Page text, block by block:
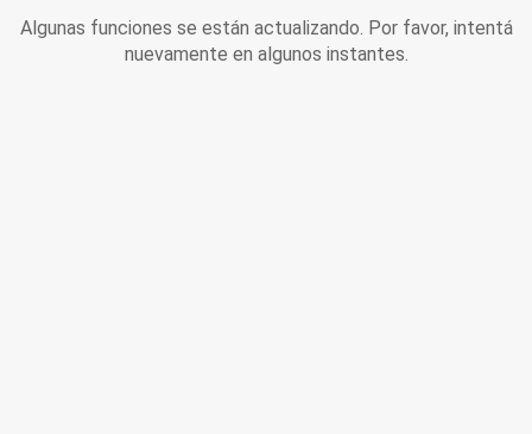
Algunas funciones se están actualizando. Por favor, intentá
nuevamente en algunos instantes.